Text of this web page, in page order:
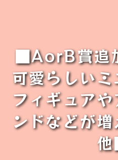
■AorB賞追
可愛らしい
フィギュア
ンドなどが